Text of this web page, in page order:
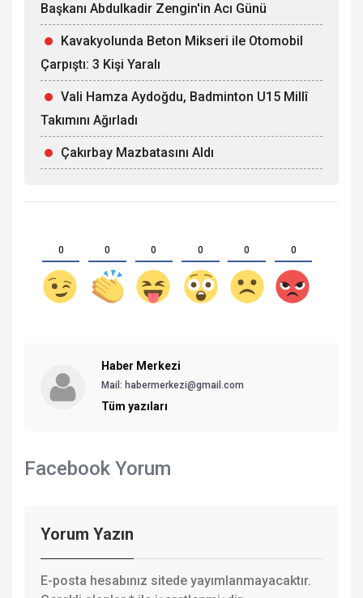
Başkanı Abdulkadir Zengin'in Acı Günü
Kavakyolunda Beton Mikseri ile Otomobil
Çarpıştı: 3 Kişi Yaralı
Vali Hamza Aydoğdu, Badminton U15 Millî
Takımını Ağırladı
Çakırbay Mazbatasını Aldı
0 0 0 0 0 0
Haber Merkezi
Mail: habermerkezi@gmail.com
Tüm yazıları
Facebook Yorum
Yorum Yazın
E-posta hesabınız sitede yayımlanmayacaktır.